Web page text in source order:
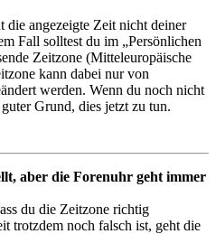
die angezeigte Zeit nicht deiner
Fall solltest du im „Persönlichen
Zeitzone (Mitteleuropäische
kann dabei nur von
werden. Wenn du noch nicht
Grund, dies jetzt zu tun.
aber die Forenuhr geht immer
du die Zeitzone richtig
trotzdem noch falsch ist, geht die